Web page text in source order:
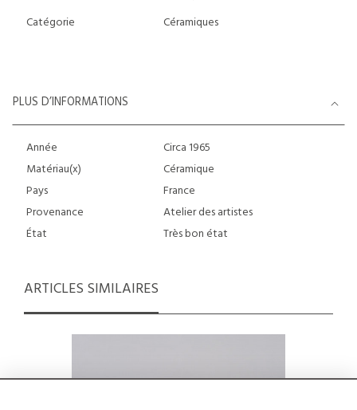
Catégorie
Céramiques
PLUS D’INFORMATIONS
Année
Circa 1965
Matériau(x)
Céramique
Pays
France
Provenance
Atelier des artistes
État
Très bon état
ARTICLES SIMILAIRES